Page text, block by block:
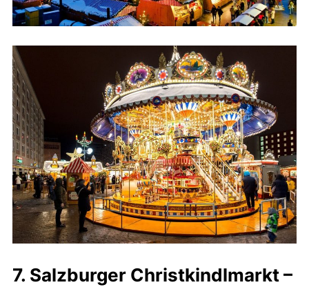
7. Salzburger Christkindlmarkt –